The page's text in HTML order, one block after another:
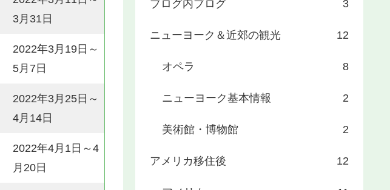
3月31日
2022年3月19日～
5月7日
2022年3月25日～
4月14日
2022年4月1日～4
月20日
ブログ内ブログ 3
ニューヨーク＆近郊の観光 12
オペラ 8
ニューヨーク基本情報 2
美術館・博物館 2
アメリカ移住後 12